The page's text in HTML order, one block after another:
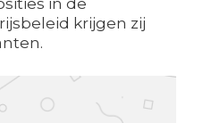
in de
krijgen zij